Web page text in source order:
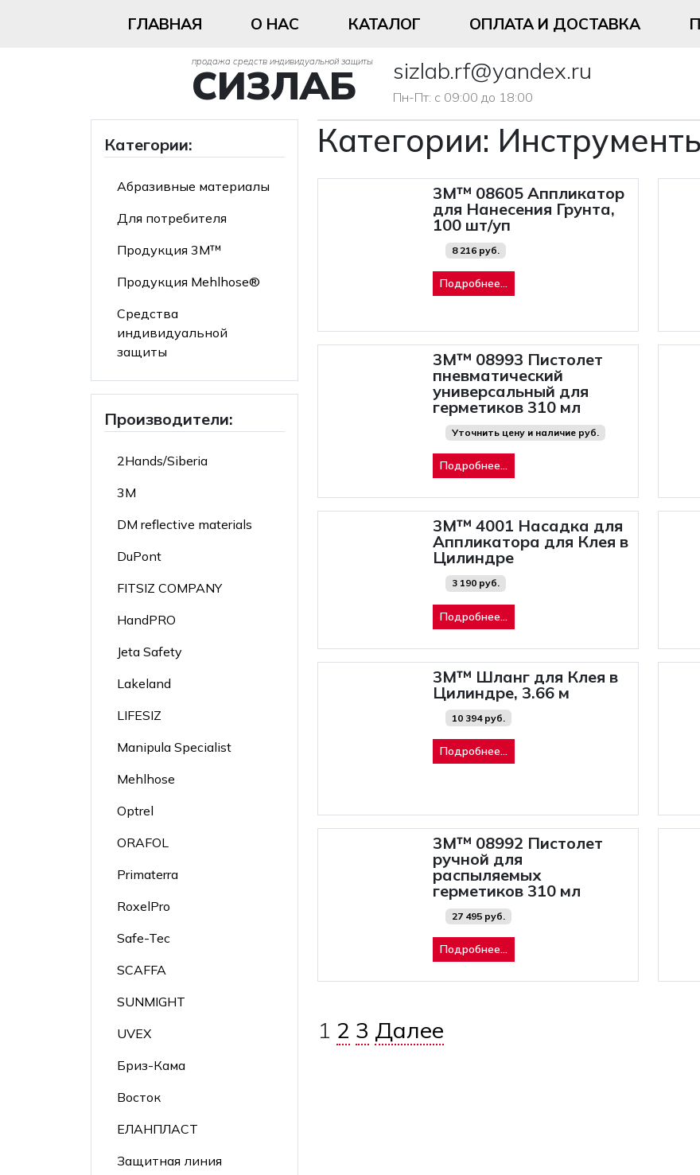
ГЛАВНАЯ О НАС КАТАЛОГ ОПЛАТА И ДОСТАВКА
продажа средств индивидуальной защиты
СИЗЛАБ sizlab.rf@yandex.ru
Пн-Пт: с 09:00 до 18:00
Категории:
Абразивные материалы
Для потребителя
Продукция 3М™
Продукция Mehlhose®
Средства
индивидуальной
защиты
Производители:
2Hands/Siberia
3M
DM reflective materials
DuPont
FITSIZ COMPANY
HandPRO
Jeta Safety
Lakeland
LIFESIZ
Manipula Specialist
Mehlhose
Optrel
ORAFOL
Primaterra
RoxelPro
Safe-Tec
SCAFFA
SUNMIGHT
UVEX
Бриз-Кама
Восток
ЕЛАНПЛАСТ
Защитная линия
Категории:
3M™ 08605 Аппликатор
для Нанесения Грунта,
100 шт/уп
8 216 руб.
Подробнее...
3M™ 08993 Пистолет
пневматический
универсальный для
герметиков 310 мл
Уточнить цену и наличие руб.
Подробнее...
3M™ 4001 Насадка для
Аппликатора для Клея в
Цилиндре
3 190 руб.
Подробнее...
3M™ Шланг для Клея в
Цилиндре, 3.66 м
10 394 руб.
Подробнее...
3M™ 08992 Пистолет
ручной для
распыляемых
герметиков 310 мл
27 495 руб.
Подробнее...
Пагинация
1 2 3 Далее